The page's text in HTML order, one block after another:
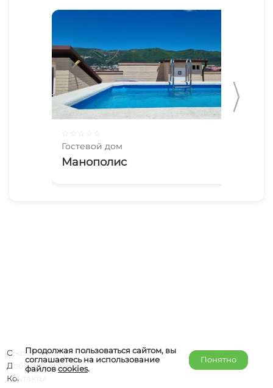
Гостевой дом
Манополис
Продолжая пользоваться сайтом, вы
соглашаетесь на использование
файловcookies.
Понятно
О компании
Добавить объект
Контакты